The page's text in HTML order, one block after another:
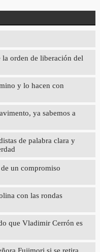
orden de liberación del
y lo hacen con
ya sabemos a
de palabra clara y
un compromiso
con las rondas
que Vladimir Cerrón es